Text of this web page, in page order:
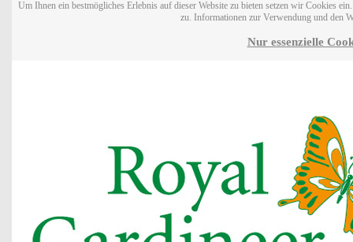
Um Ihnen ein bestmögliches Erlebnis auf dieser Website zu bieten setzen wir Cookies
zu. Informationen zur Verwendung und den
Nur essenzielle